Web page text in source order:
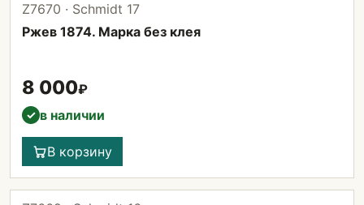
Z7670 · Schmidt 17
Ржев 1874. Марка без клея
8 000₽
✓ в наличии
В корзину